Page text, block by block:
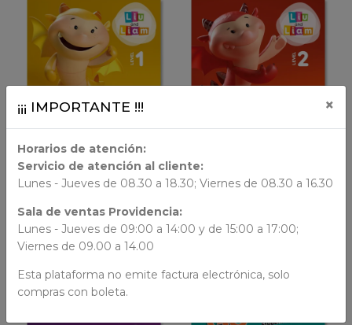
VER DETALLES
AÑADIR AL CARRO
Liu and Liam
Liu And Liam nivel 1
$ 39.999
VER DETALLES
AÑADIR AL CARRO
Liu And Liam nivel 2
¡¡¡ IMPORTANTE !!! ×
Horarios de atención:
Servicio de atención al cliente:
Lunes - Jueves de 08.30 a 18.30; Viernes de 08.30 a 16.30
Sala de ventas Providencia:
Lunes - Jueves de 09:00 a 14:00 y de 15:00 a 17:00;
Viernes de 09.00 a 14.00
Esta plataforma no emite factura electrónica, solo
compras con boleta.